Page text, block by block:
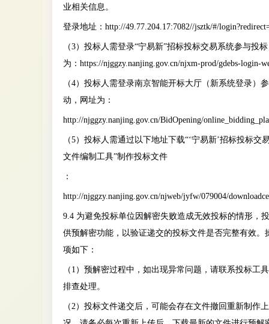
业相关信息。
登录地址：http://49.77.204.17:7082//jsztk/#/
（3）投标人需登录“宁易新”招标投标交易系统参与投
为：https://njggzy.nanjing.gov.cn/njxm-prod/gdebs-login-
（4）投标人需登录南京智能开标大厅（新系统登录）
动，网址为：
http://njggzy.nanjing.gov.cn/BidOpening/
（5）投标人需通过以下地址下载“‘宁易新’招标投标交
文件编制工具”制作投标文件
：
http://njggzy.nanjing.gov.cn/njweb/jyfw/079004/
9.4 为避免投标单位因解密失败造成无效投标的情形，
供预解密功能，以验证递交的投标文件是否完整有效。
项如下：
（1）预解密过程中，如出现异常问题，请联系投标工
排查处理。
（2）投标文件递交后，可能会存在文件撤回重新制作